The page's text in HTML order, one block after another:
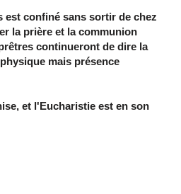
est confiné sans sortir de chez
la prière et la communion
continueront de dire la
mais présence
et l'Eucharistie est en son